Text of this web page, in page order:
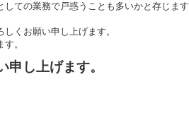
ての業務で戸惑うことも多いかと存じます
くお願い申し上げます。
。
し上げます。